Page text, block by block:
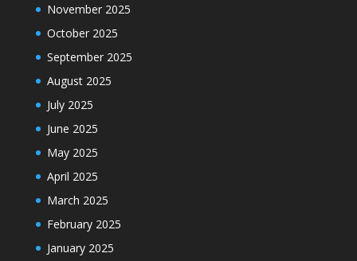
November 2025
October 2025
September 2025
August 2025
July 2025
June 2025
May 2025
April 2025
March 2025
February 2025
January 2025